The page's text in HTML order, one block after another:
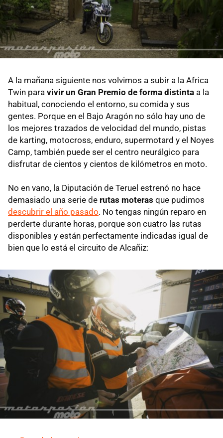
A la mañana siguiente nos volvimos a subir a la Africa
Twin para vivir un Gran Premio de forma distinta a la
habitual, conociendo el entorno, su comida y sus
gentes. Porque en el Bajo Aragón no sólo hay uno de
los mejores trazados de velocidad del mundo, pistas
de karting, motocross, enduro, supermotard y el Noyes
Camp, también puede ser el centro neurálgico para
disfrutar de cientos y cientos de kilómetros en moto.
No en vano, la Diputación de Teruel estrenó no hace
demasiado una serie de rutas moteras que pudimos
descubrir el año pasado. No tengas ningún reparo en
perderte durante horas, porque son cuatro las rutas
disponibles y están perfectamente indicadas igual de
bien que lo está el circuito de Alcañiz: